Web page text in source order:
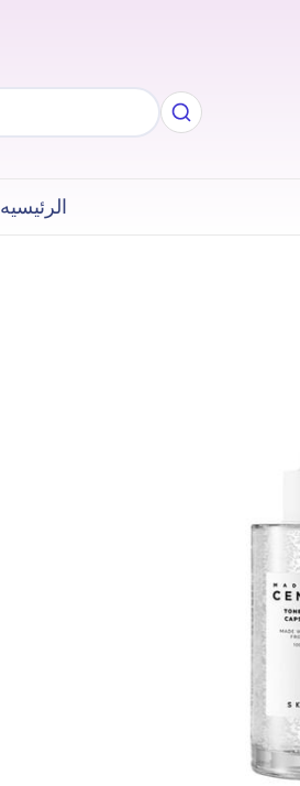
الرئيسيه